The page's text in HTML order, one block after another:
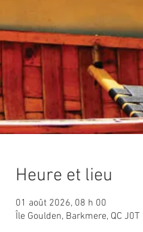
Heure et lieu
01 août 2026, 08 h 00
Île Goulden, Barkmere, QC J0T